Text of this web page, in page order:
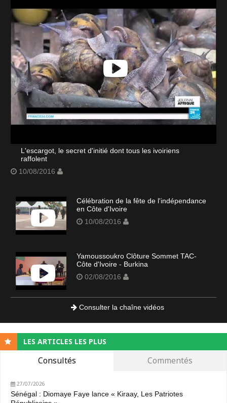
L'escargot, le secret d'initié dont tous les ivoiriens
raffolent
10/08/2016
Célébration de la fête de l'indépendance
en Côte d'Ivoire
10/08/2016
Yamoussoukro Clôture Sommet TAC-
Côte d'Ivoire - Burkina
02/08/2016
Consulter la chaîne vidéos
LES ARTICLES LES PLUS
Consultés Commentés
27/07/2026
Sénégal : Diomaye Faye lance « Kiraay, Les Patriotes